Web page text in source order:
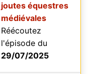
joutes équestres
médiévales
Réécoutez
l'épisode du
29/07/2025